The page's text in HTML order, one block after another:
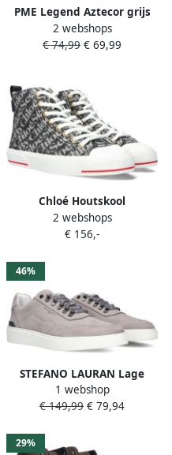
PME Legend Aztecor grijs
sneakers heren
(PBO2303320-962)
2 webshops
€ 74,99 € 69,99
Chloé Houtskool
Damesschoenen van See By
Chloe
2 webshops
€ 156,-
46%
STEFANO LAURAN Lage
Sneakers Heren Lj2502
Maat: 41 Materiaal: Nubuck
1 webshop
€ 149,99 € 79,94
29%